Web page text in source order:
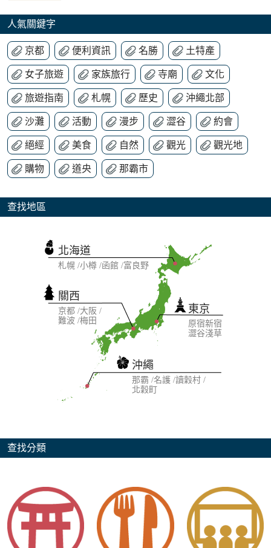
人氣關鍵字
京都 便利資訊 名勝 土特產
女子旅遊 家族旅行 寺廟 文化
旅遊指南 札幌 歷史 沖繩北部
沙灘 活動 漫步 澀谷 約會
絕經 美食 自然 觀光 觀光地
購物 道央 那霸市
查找地區
東京
原宿新宿
澀谷淺草
關西
京都 大阪
難波 梅田
沖繩
那霸 名護 讀穀村
北穀町
北海道
札幌 小樽 函館 富良野
查找分類